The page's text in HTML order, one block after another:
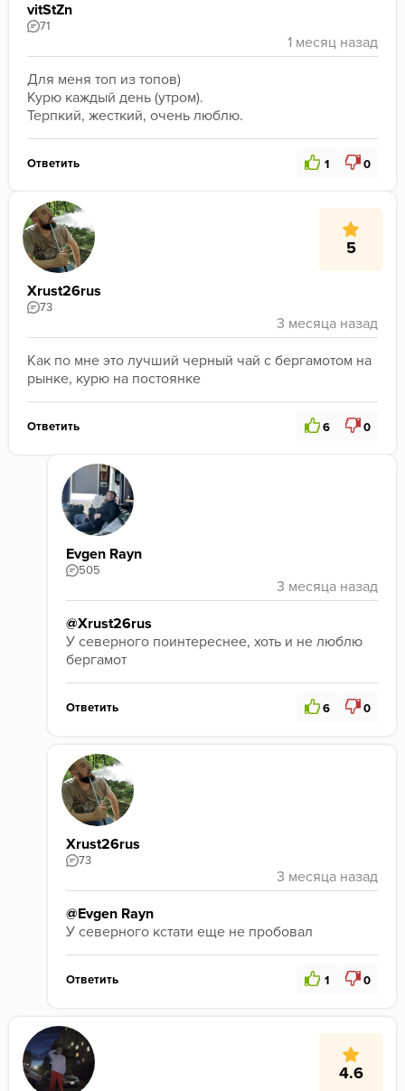
vitStZn
71
Для меня топ из топов)
Курю каждый день (утром).
Терпкий, жесткий, очень люблю.
Ответить 1 0
5
Xrust26rus
73
Как по мне это лучший черный чай с бергамотом на
рынке, курю на постоянке
Ответить 6 0
Evgen Rayn
505
@Xrust26rus
У северного поинтереснее, хоть и не люблю
бергамот
Ответить 6 0
Xrust26rus
73
@Evgen Rayn
У северного кстати еще не пробовал
Ответить 1 0
4.6